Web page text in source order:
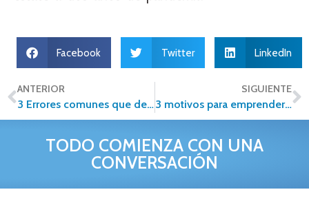
Facebook Twitter LinkedIn
ANTERIOR
3 Errores comunes que debes evitar al momento de poner tu casa en venta
SIGUIENTE
3 motivos para emprender: el negocio inmobiliario en México
TODO COMIENZA CON UNA
CONVERSACIÓN